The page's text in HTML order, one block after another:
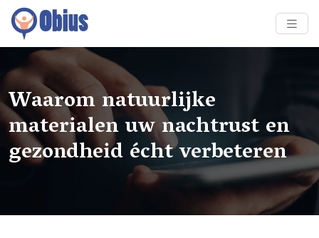
Waarom natuurlijke
materialen uw nachtrust en
gezondheid écht verbeteren